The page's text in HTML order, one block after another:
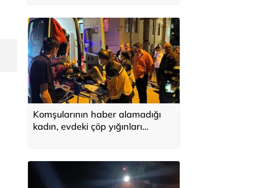
Komşularının haber alamadığı
kadın, evdeki çöp yığınları